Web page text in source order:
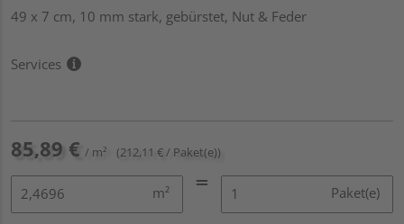
49 x 7 cm, 10 mm stark, gebürstet, Nut & Feder
Services
85,89 € / m² (212,11 € / Paket(e))
m² Paket(e)